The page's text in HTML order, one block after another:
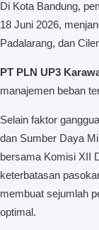
Di Kota Bandung,
18 Juni 2026,
Padalarang, dan
PT PLN UP3
manajemen beban
Selain faktor
dan Sumber Daya
bersama Komisi XII
keterbatasan
membuat sejumlah
optimal.